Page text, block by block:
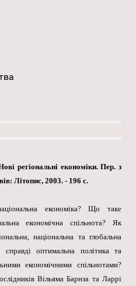
регіональні економіки. Пер. з
Літопис, 2003. - 196 с.
економіка? Що таке
економічна спільнота? Як
національна та глобальна
оптимальна політика та
економічними спільнотами?
Вільяма Барнза та Ларрі